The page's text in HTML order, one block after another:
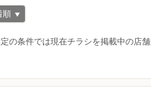
順
の条件では現在チラシを掲載中の店舗